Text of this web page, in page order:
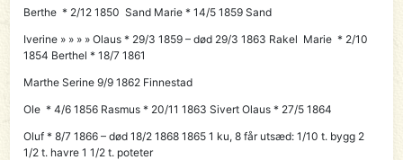
Berthe * 2/12 1850 Sand Marie * 14/5 1859 Sand
Iverine » » » » Olaus * 29/3 1859 – død 29/3 1863 Rakel Marie * 2/10
1854 Berthel * 18/7 1861
Marthe Serine 9/9 1862 Finnestad
Ole * 4/6 1856 Rasmus * 20/11 1863 Sivert Olaus * 27/5 1864
Oluf * 8/7 1866 – død 18/2 1868 1865 1 ku, 8 får utsæd: 1/10 t. bygg 2
1/2 t. havre 1 1/2 t. poteter